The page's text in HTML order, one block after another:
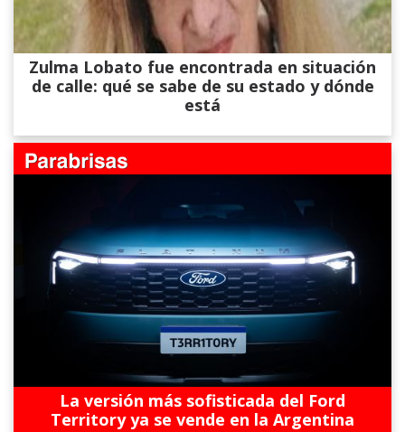
Zulma Lobato fue encontrada en situación
de calle: qué se sabe de su estado y dónde
está
La versión más sofisticada del Ford
Territory ya se vende en la Argentina